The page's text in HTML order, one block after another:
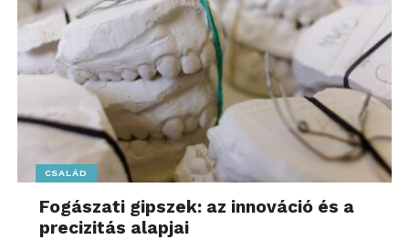
CSALÁD
Fogászati gipszek: az innováció és a
precizitás alapjai